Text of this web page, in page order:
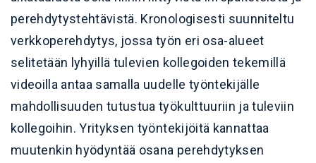
perehdytystehtävistä. Kronologisesti suunniteltu
verkkoperehdytys, jossa työn eri osa-alueet
selitetään lyhyillä tulevien kollegoiden tekemillä
videoilla antaa samalla uudelle työntekijälle
mahdollisuuden tutustua työkulttuuriin ja tuleviin
kollegoihin. Yrityksen työntekijöitä kannattaa
muutenkin hyödyntää osana perehdytyksen